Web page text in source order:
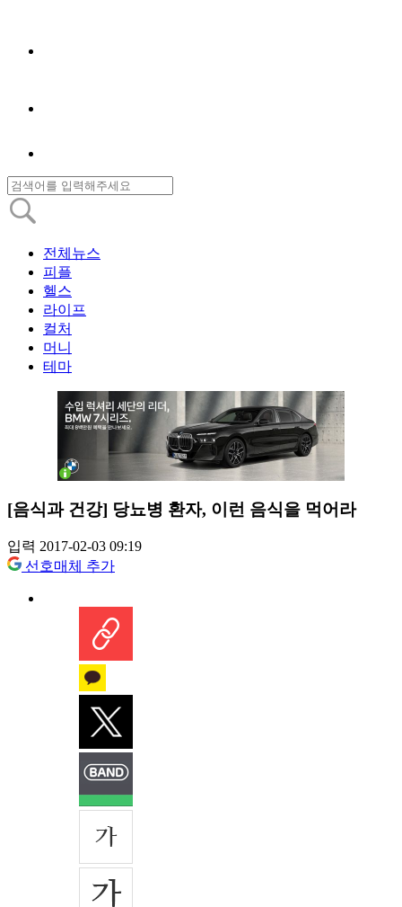
전체뉴스
피플
헬스
라이프
컬처
머니
테마
[음식과 건강] 당뇨병 환자, 이런 음식을 먹어라
입력 2017-02-03 09:19
선호매체 추가